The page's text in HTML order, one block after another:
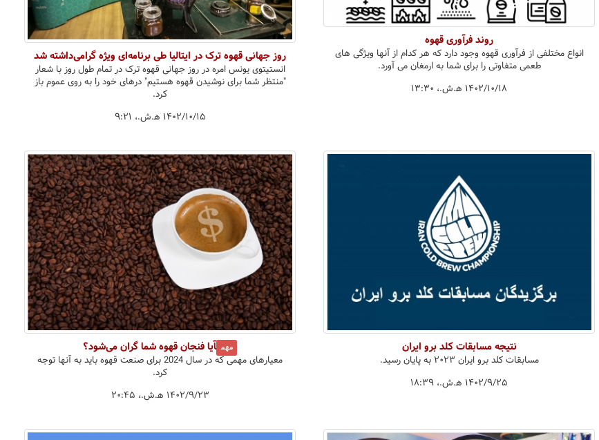
روند فرآوری قهوه
انواع مختلفی از فرآوری قهوه وجود دارد که هر کدام از آنها ویژگی های
طعمی متفاوتی را برای شما به ارمغان می آورد.
۱۴۰۲/۱۰/۱۸ ه‍.ش.،‏ ۱۳:۳۰
روز جهانی قهوه ترک در ایتالیا طی برنامه‌ای ویژه گرامی‌داشته شد
انستیتوی یونس امره در روز جهانی قهوه ترک در تمام طول روز با شعار
"منتظر شما برای نوشیدن قهوه هستیم" درهای خود را به روی عموم باز
کرد.
۱۴۰۲/۱۰/۱۵ ه‍.ش.،‏ ۹:۲۱
نتیجه مسابقات کلد برو ایران
مسابقات کلد برو ایران ۲۰۲۳ به پایان رسید.
۱۴۰۲/۹/۲۵ ه‍.ش.،‏ ۱۸:۳۹
مهم آیا فنجان قهوه شما گران می‌شود؟
معیارهای مهمی که در سال 2024 برای صنعت قهوه باید به آنها توجه
کرد.
۱۴۰۲/۹/۲۳ ه‍.ش.،‏ ۲۰:۴۵